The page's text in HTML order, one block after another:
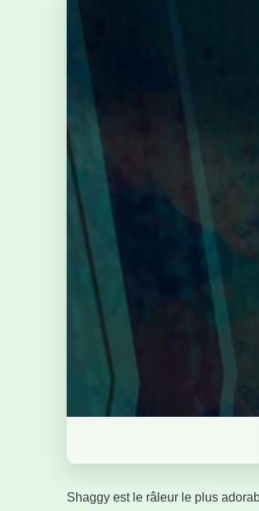
Shaggy est le râleur le plus